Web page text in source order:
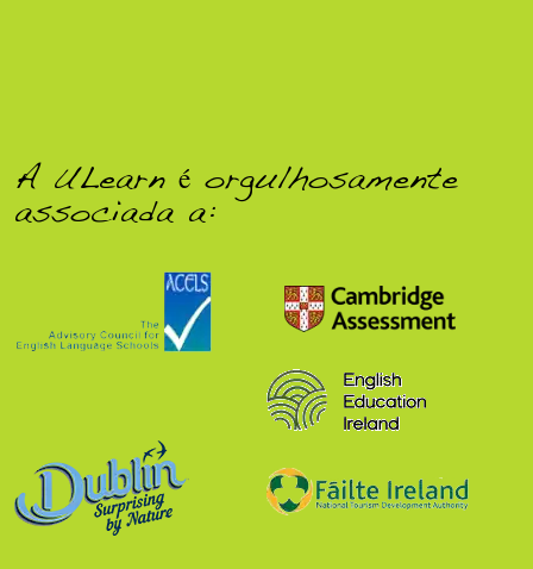
A ULearn é orgulhosamente
associada a: